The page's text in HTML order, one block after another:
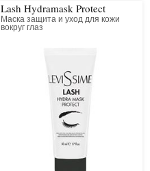
Lash Hydramask Protect
Маска защита и уход для кожи
вокруг глаз